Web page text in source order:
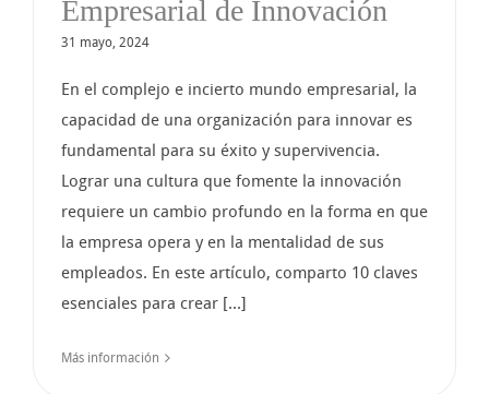
Empresarial de Innovación
31 mayo, 2024
En el complejo e incierto mundo empresarial, la
capacidad de una organización para innovar es
fundamental para su éxito y supervivencia.
Lograr una cultura que fomente la innovación
requiere un cambio profundo en la forma en que
la empresa opera y en la mentalidad de sus
empleados. En este artículo, comparto 10 claves
esenciales para crear [...]
Más información